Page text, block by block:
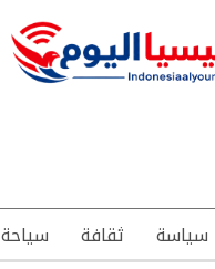
سياسة ثقافة سياحة